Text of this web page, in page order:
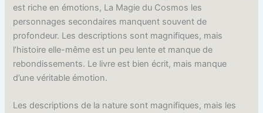
est riche en émotions, La Magie du Cosmos les
personnages secondaires manquent souvent de
profondeur. Les descriptions sont magnifiques, mais
l’histoire elle-même est un peu lente et manque de
rebondissements. Le livre est bien écrit, mais manque
d’une véritable émotion.
Les descriptions de la nature sont magnifiques, mais les